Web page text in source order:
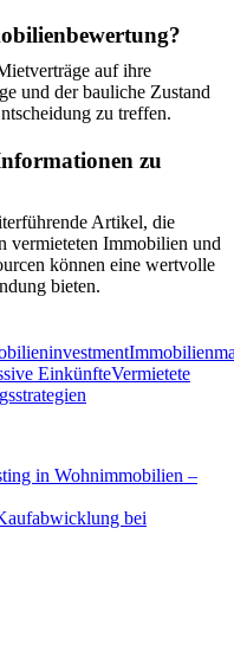
auf ihre
und der bauliche Zustand
zu treffen.
zu
Artikel, die
vermieteten Immobilien und
können eine wertvolle
bieten.
EinkünfteVermietete
in Wohnimmobilien –
bei